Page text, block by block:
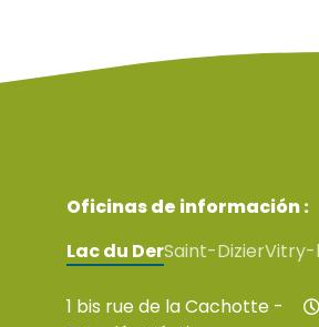
Oficinas de información :
Lac du DerSaint-DizierVitry-
1 bis rue de la Cachotte -